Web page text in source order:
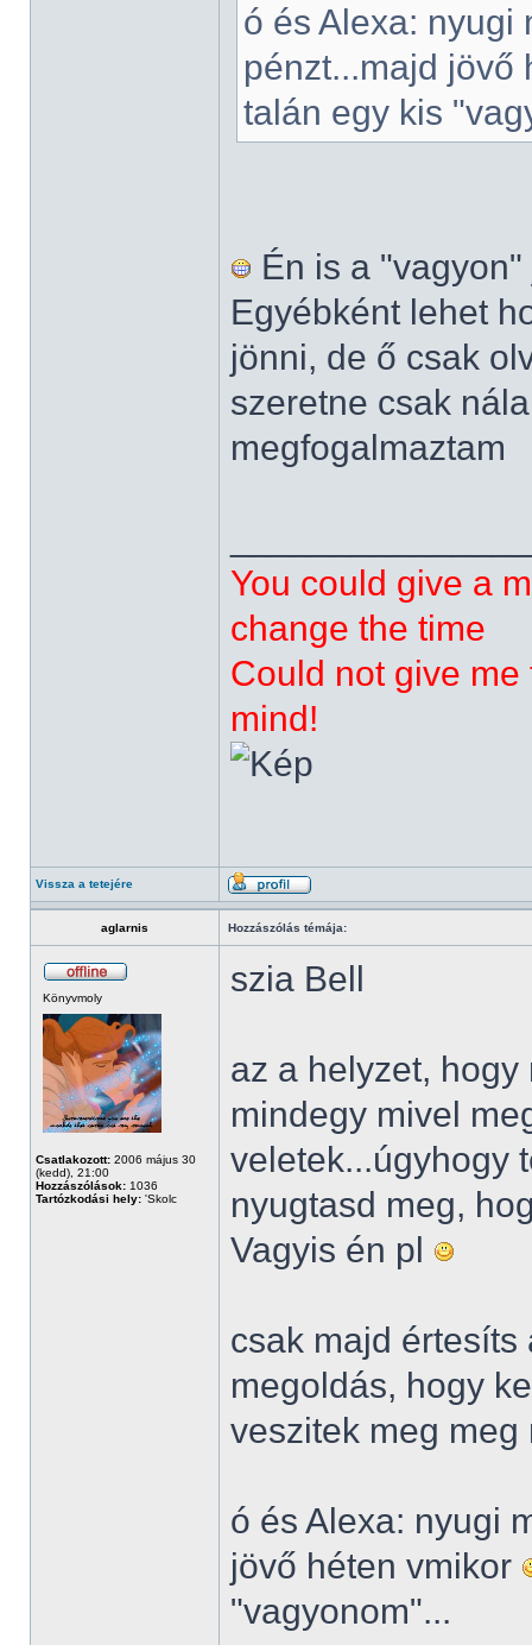
ó és Alexa: nyugi
pénzt...majd
talán egy kis
Én is a
Egyébként lehet
jönni, de ő csak
szeretne csak
megfogalmaztam
You could give a
change the time
Could not give
mind!
Vissza a tetejére
aglarnis Hozzászólás témája:
Könyvmoly
Csatlakozott: 2006 május 30
(kedd), 21:00
Hozzászólások: 1036
Tartózkodási hely: 'Skolc
szia Bell
az a helyzet,
mindegy mivel
veletek...úgyhogy
nyugtasd meg,
Vagyis én pl
csak majd értesíts
megoldás, hogy
veszitek meg
ó és Alexa: nyugi
jövő héten vmikor
"vagyonom"...